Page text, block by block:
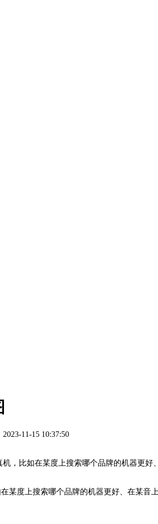
11-15 10:37:50
，比如在某度上搜索哪个品牌的机器更好
某度上搜索哪个品牌的机器更好、在某音